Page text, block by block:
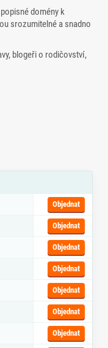
domény k
srozumitelné a snadno
blogeři o rodičovství,
na objednávku
Objednat
Objednat
Objednat
Objednat
Objednat
Objednat
Objednat